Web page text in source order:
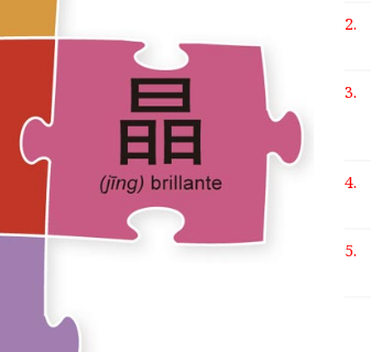
2.
3.
4.
5.